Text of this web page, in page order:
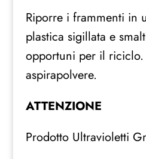
Riporre i frammenti in
plastica sigillata e
opportuni per il
aspirapolvere.
ATTENZIONE
Prodotto Ultravioletti